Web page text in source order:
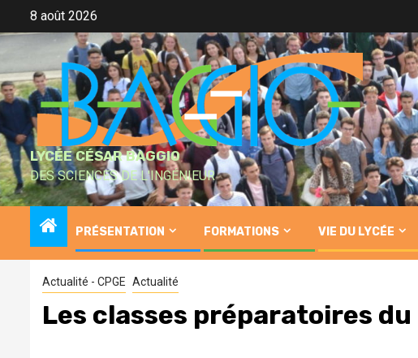
content
8 août 2026
LYCÉE CÉSAR BAGGIO
DES SCIENCES DE L'INGÉNIEUR
PRÉSENTATION FORMATIONS VIE DU LYCÉE
Actualité - CPGE Actualité
Les classes préparatoires du